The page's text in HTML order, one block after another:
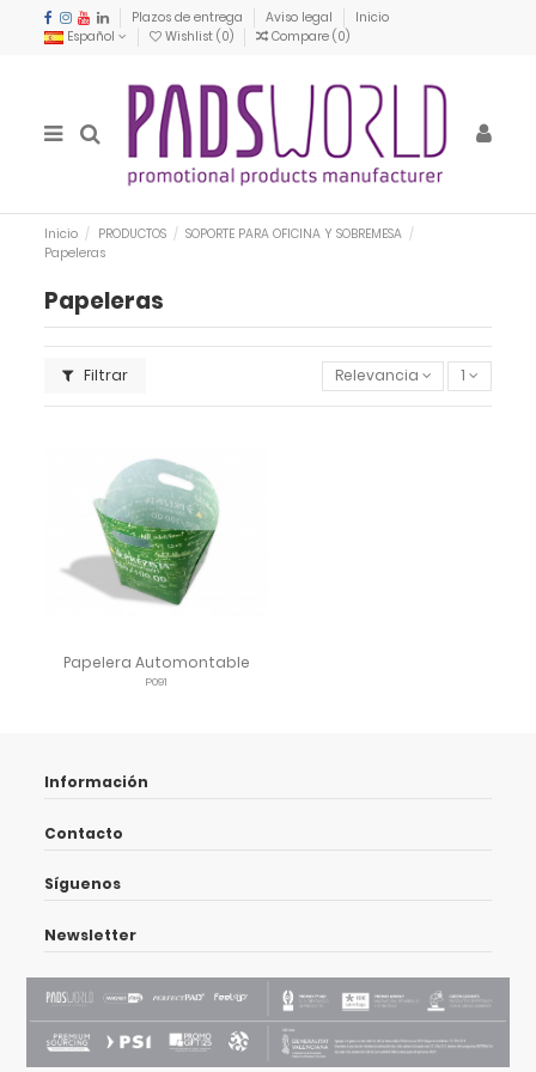
Plazos de entrega Aviso legal
Inicio
Español
Wishlist (0) Compare (0)
Inicio PRODUCTOS
SOPORTE PARA OFICINA Y SOBREMESA
Papeleras
Papeleras
Filtrar Relevancia 1
Papelera Automontable
P091
Información
Contacto
Síguenos
Newsletter